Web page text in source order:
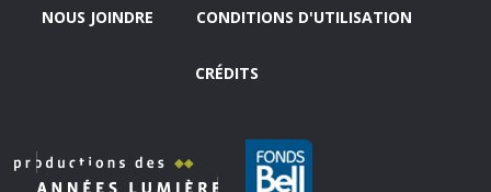
NOUS JOINDRE CONDITIONS D'UTILISATION
CRÉDITS